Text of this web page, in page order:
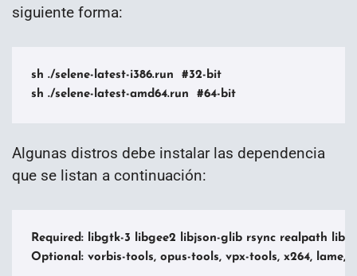
siguiente forma:
sh ./selene-latest-i386.run  #32-bit
Algunas distros debe instalar las dependencia
que se listan a continuación:
Required: libgtk-3 libgee2 libjson-glib rsync realpath